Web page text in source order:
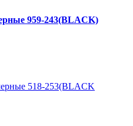
959-243(BLACK)